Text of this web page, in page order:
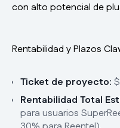
con alto potencial de
Rentabilidad y Plazos
Ticket de proyecto:
Rentabilidad Total
para usuarios